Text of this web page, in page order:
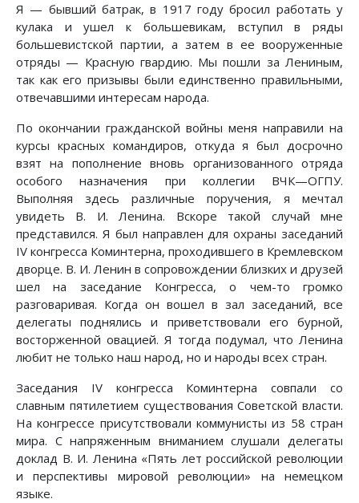
Я — бывший батрак, в 1917 году бросил работать у
кулака и ушел к большевикам, вступил в ряды
большевистской партии, а затем в ее вооруженные
отряды — Красную гвардию. Мы пошли за Лениным,
так как его призывы были единственно правильными,
отвечавшими интересам народа.
По окончании гражданской войны меня направили на
курсы красных командиров, откуда я был досрочно
взят на пополнение вновь организованного отряда
особого назначения при коллегии ВЧК—ОГПУ.
Выполняя здесь различные поручения, я мечтал
увидеть В. И. Ленина. Вскоре такой случай мне
представился. Я был направлен для охраны заседаний
IV конгресса Коминтерна, проходившего в Кремлевском
дворце. В. И. Ленин в сопровождении близких и друзей
шел на заседание Конгресса, о чем-то громко
разговаривая. Когда он вошел в зал заседаний, все
делегаты поднялись и приветствовали его бурной,
восторженной овацией. Я тогда подумал, что Ленина
любит не только наш народ, но и народы всех стран.
Заседания IV конгресса Коминтерна совпали со
славным пятилетием существования Советской власти.
На конгрессе присутствовали коммунисты из 58 стран
мира. С напряженным вниманием слушали делегаты
доклад В. И. Ленина «Пять лет российской революции
и перспективы мировой революции» на немецком
языке.